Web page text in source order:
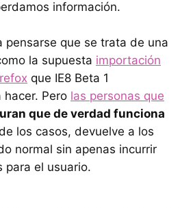
información.
pensarse que se trata de una
la supuesta importación
que IE8 Beta 1
hacer. Pero las personas que
que de verdad funciona
los casos, devuelve a los
normal sin apenas incurrir
para el usuario.